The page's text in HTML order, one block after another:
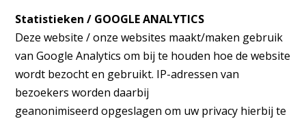
Statistieken / GOOGLE ANALYTICS
Deze website / onze websites maakt/maken gebruik
van Google Analytics om bij te houden hoe de website
wordt bezocht en gebruikt. IP-adressen van
bezoekers worden daarbij
geanonimiseerd opgeslagen om uw privacy hierbij te